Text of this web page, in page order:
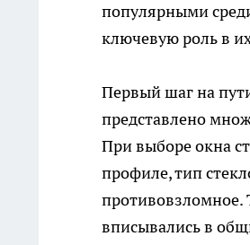
популярными
ключевую роль в
Первый шаг на
представлено
При выборе окна
профиле, тип
противовзломное.
вписывались в